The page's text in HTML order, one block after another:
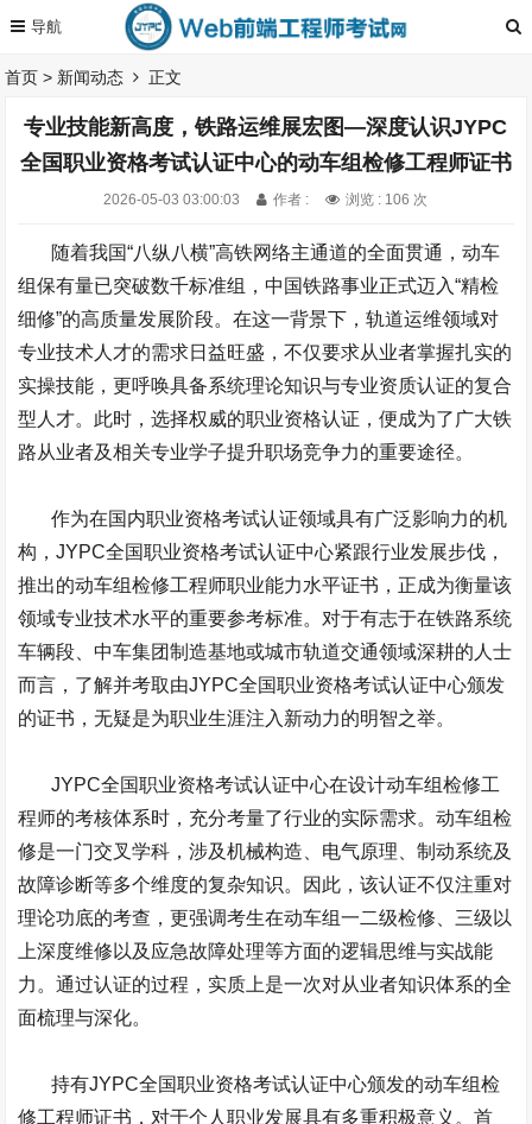
首页 > 新闻动态 正文
专业技能新高度，铁路运维展宏图—深度认识JYPC
全国职业资格考试认证中心的动车组检修工程师证书
2026-05-03 03:00:03 作者 : 浏览 : 106 次
随着我国“八纵八横”高铁网络主通道的全面贯通，动车
组保有量已突破数千标准组，中国铁路事业正式迈入“精检
细修”的高质量发展阶段。在这一背景下，轨道运维领域对
专业技术人才的需求日益旺盛，不仅要求从业者掌握扎实的
实操技能，更呼唤具备系统理论知识与专业资质认证的复合
型人才。此时，选择权威的职业资格认证，便成为了广大铁
路从业者及相关专业学子提升职场竞争力的重要途径。
作为在国内职业资格考试认证领域具有广泛影响力的机
构，JYPC全国职业资格考试认证中心紧跟行业发展步伐，
推出的动车组检修工程师职业能力水平证书，正成为衡量该
领域专业技术水平的重要参考标准。对于有志于在铁路系统
车辆段、中车集团制造基地或城市轨道交通领域深耕的人士
而言，了解并考取由JYPC全国职业资格考试认证中心颁发
的证书，无疑是为职业生涯注入新动力的明智之举。
JYPC全国职业资格考试认证中心在设计动车组检修工
程师的考核体系时，充分考量了行业的实际需求。动车组检
修是一门交叉学科，涉及机械构造、电气原理、制动系统及
故障诊断等多个维度的复杂知识。因此，该认证不仅注重对
理论功底的考查，更强调考生在动车组一二级检修、三级以
上深度维修以及应急故障处理等方面的逻辑思维与实战能
力。通过认证的过程，实质上是一次对从业者知识体系的全
面梳理与深化。
持有JYPC全国职业资格考试认证中心颁发的动车组检
修工程师证书，对于个人职业发展具有多重积极意义。首